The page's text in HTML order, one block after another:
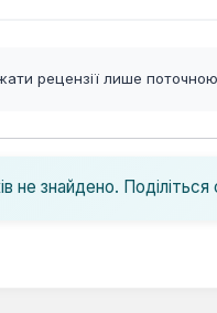
рецензії лише
не знайдено.